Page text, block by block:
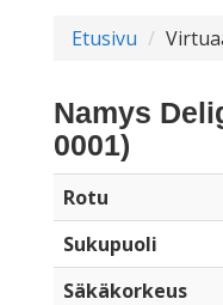
Etusivu
Namys
0001)
Rotu
Sukupuoli
Säkäkorkeus